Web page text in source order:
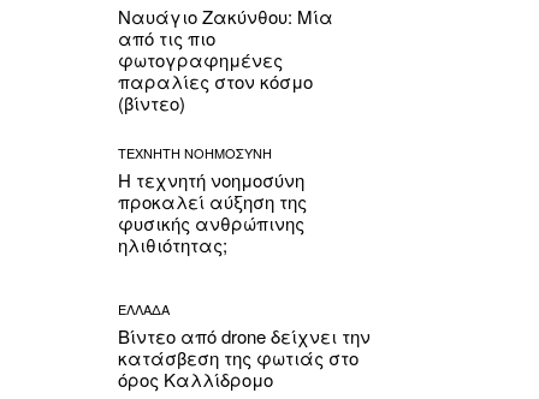
Ναυάγιο Ζακύνθου: Μία
από τις πιο
φωτογραφημένες
παραλίες στον κόσμο
(βίντεο)
ΤΕΧΝΗΤΗ ΝΟΗΜΟΣΥΝΗ
Η τεχνητή νοημοσύνη
προκαλεί αύξηση της
φυσικής ανθρώπινης
ηλιθιότητας;
ΕΛΛΑΔΑ
Βίντεο από drone δείχνει την
κατάσβεση της φωτιάς στο
όρος Καλλίδρομο